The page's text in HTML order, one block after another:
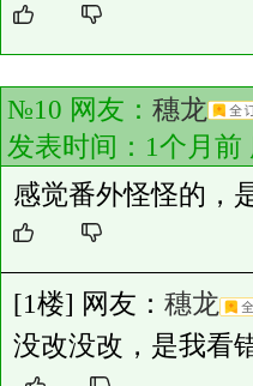
№10 网友： 穗龙
发表时间：1个月前
感觉番外怪怪的，
[1楼] 网友： 穗龙
没改没改，是我看